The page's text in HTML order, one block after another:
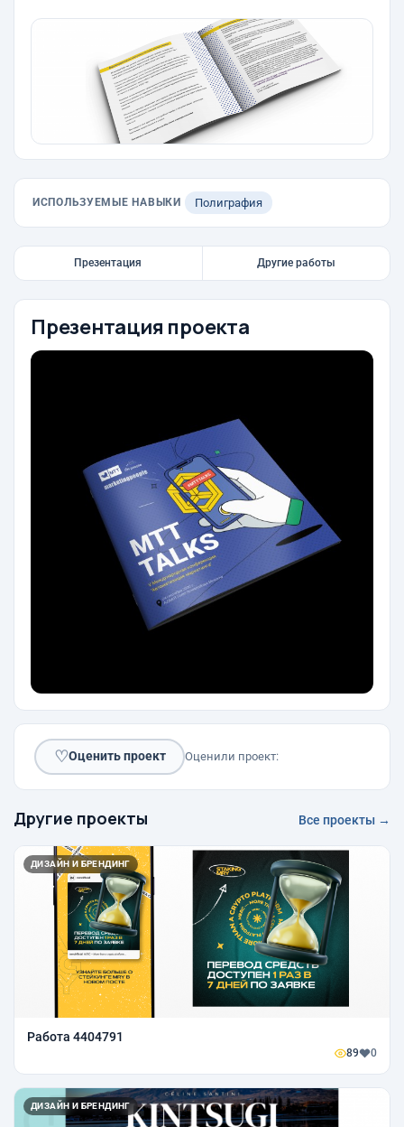
ИСПОЛЬЗУЕМЫЕ НАВЫКИ Полиграфия
Презентация Другие работы
Презентация проекта
♡Оценить проект Оценили проект:
Другие проекты Все проекты →
ДИЗАЙН И БРЕНДИНГ
Работа 4404791
89 0
ДИЗАЙН И БРЕНДИНГ